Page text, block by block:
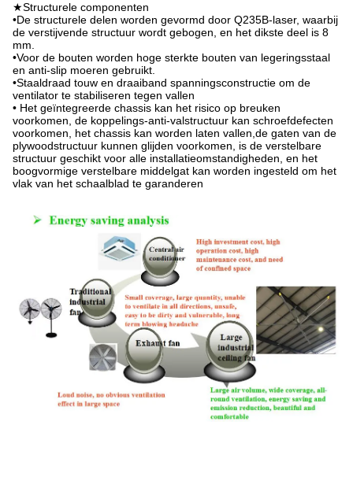
★Structurele componenten
•De structurele delen worden gevormd door Q235B-laser, waarbij
de verstijvende structuur wordt gebogen, en het dikste deel is 8
mm.
•Voor de bouten worden hoge sterkte bouten van legeringsstaal
en anti-slip moeren gebruikt.
•Staaldraad touw en draaiband spanningsconstructie om de
ventilator te stabiliseren tegen vallen
• Het geïntegreerde chassis kan het risico op breuken
voorkomen, de koppelings-anti-valstructuur kan schroefdefecten
voorkomen, het chassis kan worden laten vallen,de gaten van de
plywoodstructuur kunnen glijden voorkomen, is de verstelbare
structuur geschikt voor alle installatieomstandigheden, en het
boogvormige verstelbare middelgat kan worden ingesteld om het
vlak van het schaalblad te garanderen